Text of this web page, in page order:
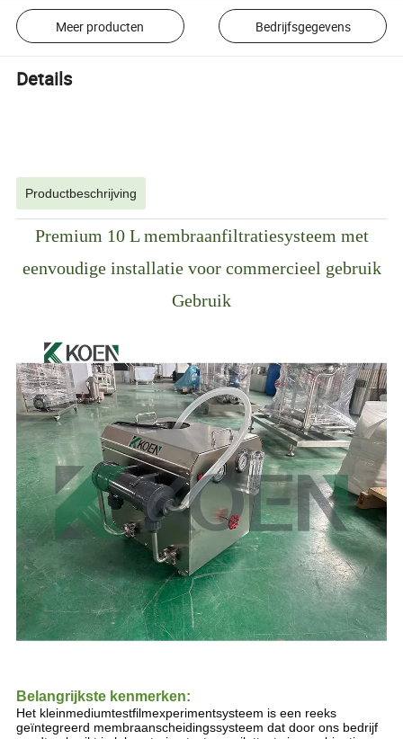
Meer producten Bedrijfsgegevens
Details
Productbeschrijving
Premium 10 L membraanfiltratiesysteem met
eenvoudige installatie voor commercieel gebruik
Gebruik
Belangrijkste kenmerken:
Het kleinmediumtestfilmexperimentsysteem is een reeks
geïntegreerd membraanscheidingssysteem dat door ons bedrijf